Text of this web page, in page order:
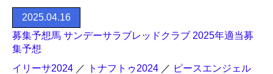
2025.04.16
募集予想馬 サンデーサラブレッドクラブ 2025年適当募
集予想
イリーサ2024 ／ トナフトゥ2024 ／ ピースエンジェル